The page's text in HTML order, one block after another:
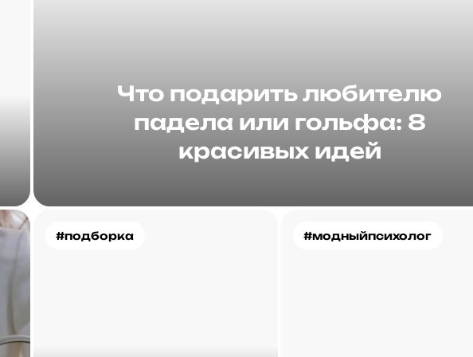
Что подарить любителю
падела или гольфа: 8
красивых идей
#подборка #модныйпсихолог